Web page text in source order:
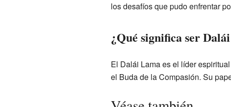
los desafíos que pudo enfrentar
¿Qué significa ser
El Dalái Lama es el líder
el Buda de la Compasión. Su